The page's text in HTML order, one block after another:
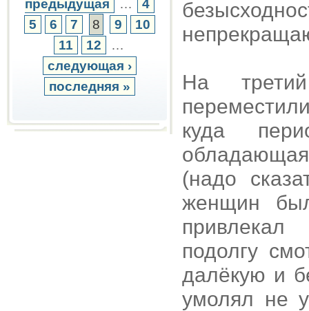
предыдущая …
4
5
6 7 8 9
10
11
12
…
следующая ›
последняя »
На
куда
(надо
женщин
подолгу
далёкую и
умолял не